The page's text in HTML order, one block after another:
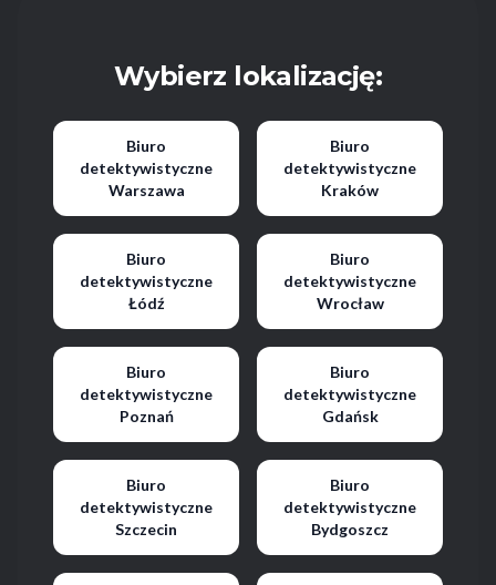
Wybierz lokalizację:
Biuro
detektywistyczne
Warszawa
Biuro
detektywistyczne
Kraków
Biuro
detektywistyczne
Łódź
Biuro
detektywistyczne
Wrocław
Biuro
detektywistyczne
Poznań
Biuro
detektywistyczne
Gdańsk
Biuro
detektywistyczne
Szczecin
Biuro
detektywistyczne
Bydgoszcz